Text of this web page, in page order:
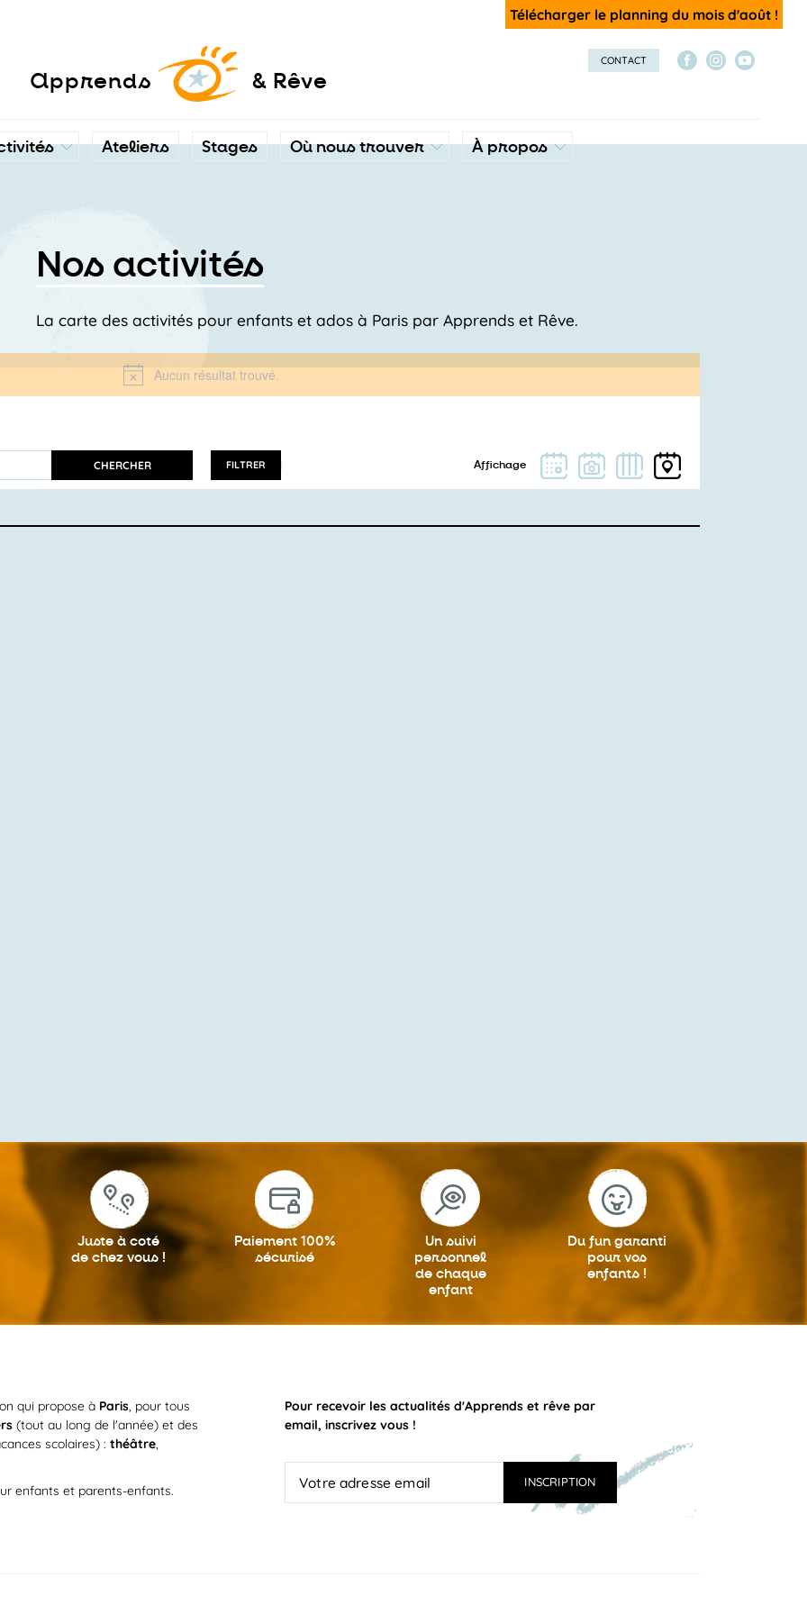
Télécharger le planning du mois d'août !
apprends & Rêve
Ateliers Stages Où nous trouver À propos
CONTACT
Nos activités
La carte des activités pour enfants et ados à Paris par Apprends et Rêve.
Notice
Aucun résultat trouvé.
CHERCHER FILTRER
Juste à coté
de chez vous !
Paiement 100%
sécurisé
Un suivi
personnel
de chaque
enfant
Du fun garanti
pour vos
enfants !
qui propose à Paris, pour tous
(tout au long de l'année) et des
scolaires) :théâtre,
enfants et parents-enfants.
Pour recevoir les actualités d'Apprends et rêve par
email, inscrivez vous !